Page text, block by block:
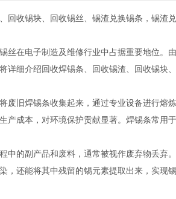
回收锡块、回收锡丝、锡渣兑换锡条，锡渣
丝在电子制造及维修行业中占据重要地位。
详细介绍回收焊锡条、回收锡渣、回收锡块
废旧焊锡条收集起来，通过专业设备进行熔
产成本，对环境保护贡献显著。焊锡条常用
中的副产品和废料，通常被视作废弃物丢弃
，还能将其中残留的锡元素提取出来，实现